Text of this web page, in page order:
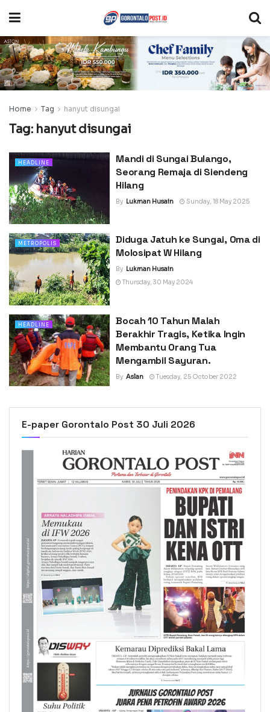
Home Tag hanyut disungai
Tag: hanyut disungai
HEADLINE
Mandi di Sungai Bulango,
Seorang Remaja di Siendeng
Hilang
By Lukman Husain Sunday, 18 May 2025
METROPOLIS
Diduga Jatuh ke Sungai, Oma di
Molosipat W Hilang
By Lukman Husain
Thursday, 30 May 2024
HEADLINE
Bocah 10 Tahun Malah
Berakhir Tragis, Ketika Ingin
Membantu Orang Tua
Mengambil Sayuran.
By Aslan Tuesday, 25 October 2022
E-paper Gorontalo Post 30 Juli 2026